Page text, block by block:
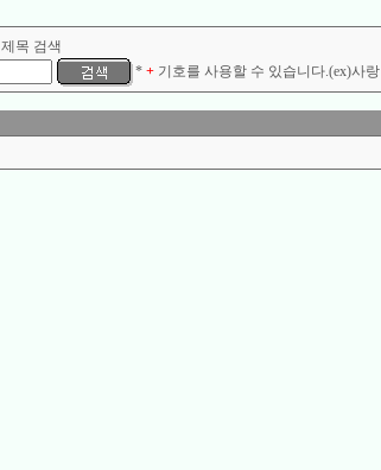
제목 검색
* +기호를 사용할 수 있습니다.(ex)사랑